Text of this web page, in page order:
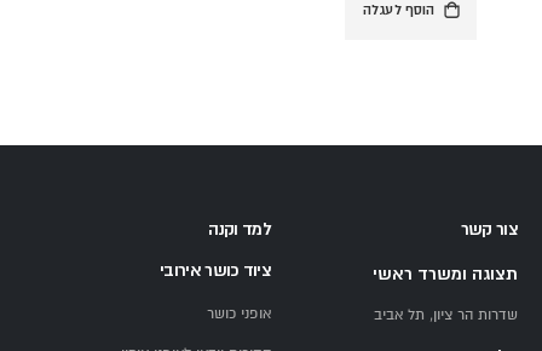
הוסף לעגלה
צור קשר
תצוגה ומשרד ראשי
שדרות הר ציון, תל אביב
למד וקנה
ציוד כושר אירובי
אופני כושר